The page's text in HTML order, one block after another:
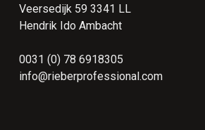
Veersedijk 59 3341 LL
Hendrik Ido Ambacht
0031 (0) 78 6918305
info@rieberprofessional.com